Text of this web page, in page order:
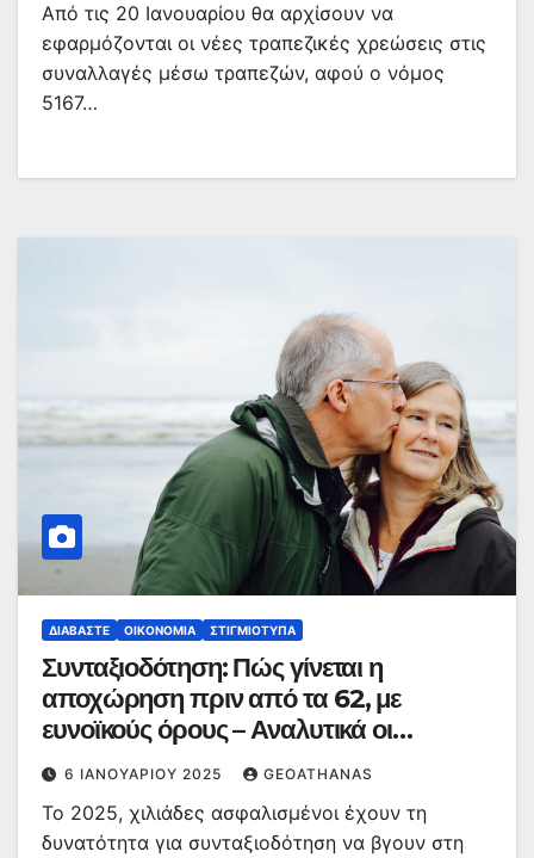
Από τις 20 Ιανουαρίου θα αρχίσουν να
εφαρμόζονται οι νέες τραπεζικές χρεώσεις στις
συναλλαγές μέσω τραπεζών, αφού ο νόμος
5167…
ΔΙΑΒΆΣΤΕ ΟΙΚΟΝΟΜΊΑ ΣΤΙΓΜΙΌΤΥΠΑ
Συνταξιοδότηση: Πώς γίνεται η
αποχώρηση πριν από τα 62, με
ευνοϊκούς όρους – Αναλυτικά οι
κατηγορίες
6 ΙΑΝΟΥΑΡΊΟΥ 2025 GEOATHANAS
Το 2025, χιλιάδες ασφαλισμένοι έχουν τη
δυνατότητα για συνταξιοδότηση να βγουν στη